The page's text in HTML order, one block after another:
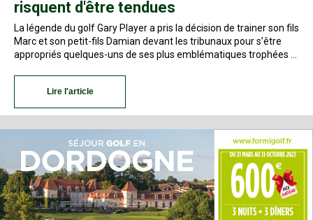
risquent d'être tendues
La légende du golf Gary Player a pris la décision de trainer son fils
Marc et son petit-fils Damian devant les tribunaux pour s’être
appropriés quelques-uns de ses plus emblématiques trophées …
Lire l'article